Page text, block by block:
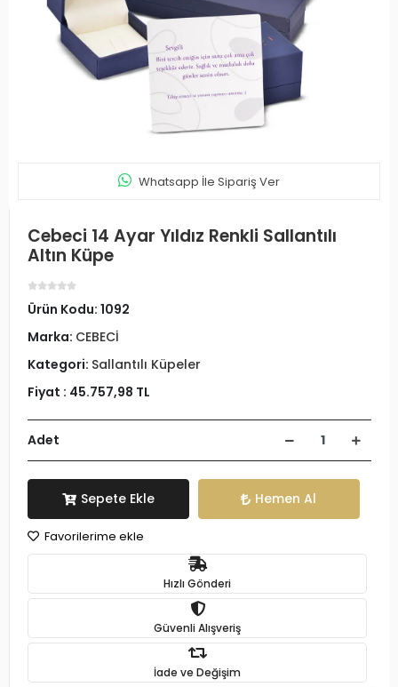
Whatsapp İle Sipariş Ver
Cebeci 14 Ayar Yıldız Renkli Sallantılı
Altın Küpe
Ürün Kodu: 1092
Marka: CEBECİ
Kategori: Sallantılı Küpeler
Fiyat : 45.757,98 TL
Adet
Sepete Ekle Hemen Al
Favorilerime ekle
Hızlı Gönderi
Güvenli Alışveriş
İade ve Değişim